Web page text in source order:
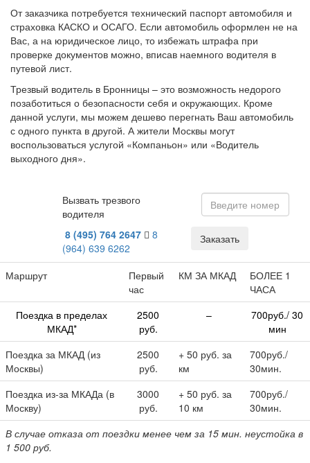
От заказчика потребуется технический паспорт автомобиля и
страховка КАСКО и ОСАГО. Если автомобиль оформлен не на
Вас, а на юридическое лицо, то избежать штрафа при
проверке документов можно, вписав наемного водителя в
путевой лист.
Трезвый водитель в Бронницы – это возможность недорого
позаботиться о безопасности себя и окружающих. Кроме
данной услуги, мы можем дешево перегнать Ваш автомобиль
с одного пункта в другой. А жители Москвы могут
воспользоваться услугой «Компаньон» или «Водитель
выходного дня».
Вызвать трезвого
водителя
8 (495 ) 764 2647
8
(964) 639 6262
Заказать
Маршрут
Первый
час
КМ ЗА МКАД
БОЛЕЕ 1
ЧАСА
Поездка в пределах
МКАД*
2500
руб.
–
700руб./ 30
мин
Поездка за МКАД (из
Москвы)
2500
руб.
+ 50 руб. за
км
700руб./
30мин.
Поездка из-за МКАДа (в
Москву)
3000
руб.
+ 50 руб. за
10 км
700руб./
30мин.
В случае отказа от поездки менее чем за 15 мин. неустойка в
1 500 руб.